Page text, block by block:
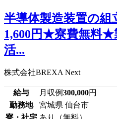
半導体製造装置の組
1,600円★寮費無料★
活...
株式会社BREXA Next
給与 月収例300,000円
勤務地
宮城県 仙台市
寮・社宅 あり（無料）